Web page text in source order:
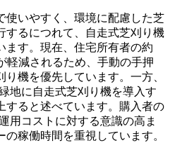
使いやすく、環境に配慮した芝
するにつれて、自走式芝刈り機
ます。現在、住宅所有者の約
軽減されるため、手動の手押
機を優先しています。一方、
地に自走式芝刈り機を導入す
すると述べています。購入者の
用コストに対する意識の高ま
稼働時間を重視しています。